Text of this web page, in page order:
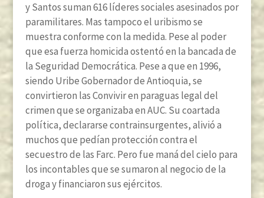
y Santos suman 616 líderes sociales asesinados por
paramilitares. Mas tampoco el uribismo se
muestra conforme con la medida. Pese al poder
que esa fuerza homicida ostentó en la bancada de
la Seguridad Democrática. Pese a que en 1996,
siendo Uribe Gobernador de Antioquia, se
convirtieron las Convivir en paraguas legal del
crimen que se organizaba en AUC. Su coartada
política, declararse contrainsurgentes, alivió a
muchos que pedían protección contra el
secuestro de las Farc. Pero fue maná del cielo para
los incontables que se sumaron al negocio de la
droga y financiaron sus ejércitos.